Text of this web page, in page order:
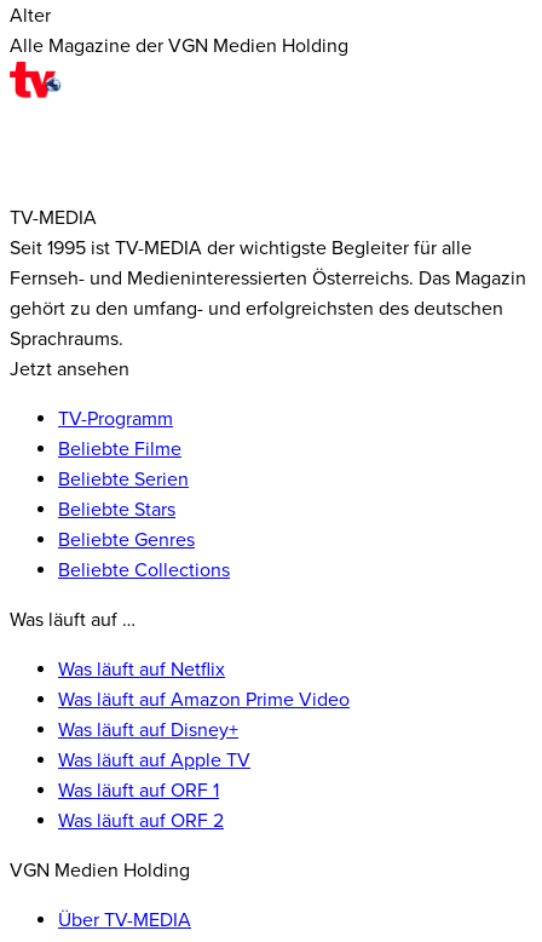
Alter
Alle Magazine der VGN Medien Holding
TV-MEDIA
Seit 1995 ist TV-MEDIA der wichtigste Begleiter für alle
Fernseh- und Medieninteressierten Österreichs. Das Magazin
gehört zu den umfang- und erfolgreichsten des deutschen
Sprachraums.
Jetzt ansehen
TV-Programm
Beliebte Filme
Beliebte Serien
Beliebte Stars
Beliebte Genres
Beliebte Collections
Was läuft auf …
Was läuft auf Netflix
Was läuft auf Amazon Prime Video
Was läuft auf Disney+
Was läuft auf Apple TV
Was läuft auf ORF 1
Was läuft auf ORF 2
VGN Medien Holding
Über TV-MEDIA